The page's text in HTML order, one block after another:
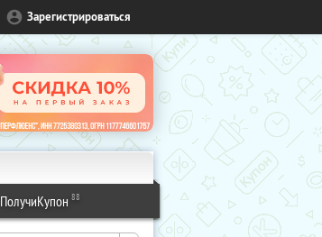
Зарегистрироваться
ПолучиКупон 88